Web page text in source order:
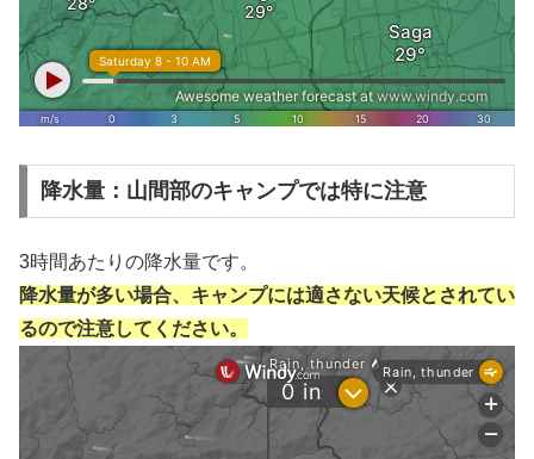
降水量：山間部のキャンプでは特に注意
3時間あたりの降水量です。
降水量が多い場合、キャンプには適さない天候とされてい
るので注意してください。